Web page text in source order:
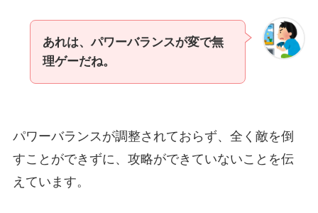
あれは、パワーバランスが変で無
理ゲーだね。
パワーバランスが調整されておらず、全く敵を倒
すことができずに、攻略ができていないことを伝
えています。